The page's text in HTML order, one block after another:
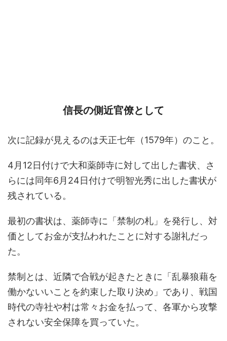
信長の側近官僚として
次に記録が見えるのは天正七年（1579年）のこと。
4月12日付けで大和薬師寺に対して出した書状、さ
らには同年6月24日付けで明智光秀に出した書状が
残されている。
最初の書状は、薬師寺に「禁制の札」を発行し、対
価としてお金が支払われたことに対する謝礼だっ
た。
禁制とは、近隣で合戦が起きたときに「乱暴狼藉を
働かないいことを約束した取り決め」であり、戦国
時代の寺社や村は常々お金を払って、各軍から攻撃
されない安全保障を買っていた。